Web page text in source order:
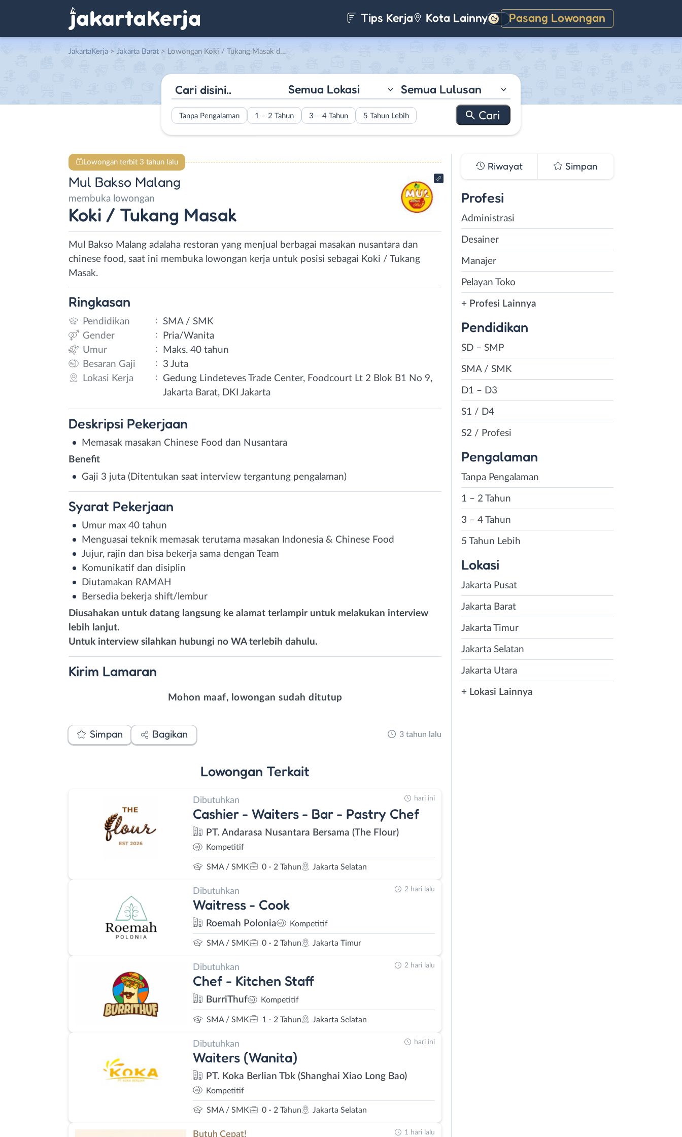
Tips Kerja Kota Lainnya Pasang Lowongan
Gelap
JakartaKerja > Jakarta Barat > Lowongan Koki / Tukang Masak di Mul Bakso Malang
Semua Lokasi Semua Lulusan
Tanpa Pengalaman 1 – 2 Tahun 3 – 4 Tahun 5 Tahun Lebih
Lowongan terbit 3 tahun lalu
Mul Bakso Malang
membuka lowongan
Koki / Tukang Masak
Mul Bakso Malang adalaha restoran yang menjual berbagai masakan nusantara dan
chinese food, saat ini membuka lowongan kerja untuk posisi sebagai Koki / Tukang
Masak.
Ringkasan
Pendidikan : SMA / SMK
Gender
:
Pria/Wanita
Umur
:
Maks. 40 tahun
Besaran Gaji
:
3 Juta
Lokasi Kerja
:
Gedung Lindeteves Trade Center, Foodcourt Lt 2 Blok B1 No 9,
Jakarta Barat, DKI Jakarta
Deskripsi Pekerjaan
Memasak masakan Chinese Food dan Nusantara
Benefit
Gaji 3 juta (Ditentukan saat interview tergantung pengalaman)
Syarat Pekerjaan
Umur max 40 tahun
Menguasai teknik memasak terutama masakan Indonesia & Chinese Food
Jujur, rajin dan bisa bekerja sama dengan Team
Komunikatif dan disiplin
Diutamakan RAMAH
Bersedia bekerja shift/lembur
Diusahakan untuk datang langsung ke alamat terlampir untuk melakukan interview
lebih lanjut.
Untuk interview silahkan hubungi no WA terlebih dahulu.
Kirim Lamaran
Mohon maaf, lowongan sudah ditutup
Simpan Bagikan 3 tahun lalu
Lowongan Terkait
Dibutuhkan
Cashier - Waiters - Bar - Pastry Chef
PT. Andarasa Nusantara Bersama (The Flour)
Kompetitif
SMA / SMK 0 - 2 Tahun Jakarta Selatan
hari ini
Dibutuhkan
Waitress - Cook
Roemah Polonia Kompetitif
SMA / SMK 0 - 2 Tahun Jakarta Timur
2 hari lalu
Dibutuhkan
Chef - Kitchen Staff
BurriThuf Kompetitif
SMA / SMK 1 - 2 Tahun Jakarta Selatan
2 hari lalu
Dibutuhkan
Waiters (Wanita)
PT. Koka Berlian Tbk (Shanghai Xiao Long Bao)
Kompetitif
SMA / SMK 0 - 2 Tahun Jakarta Selatan
hari ini
Butuh Cepat! 1 hari lalu
Riwayat Simpan
Profesi
Administrasi
Desainer
Manajer
Pelayan Toko
+ Profesi Lainnya
Pendidikan
SD – SMP
SMA / SMK
D1 – D3
S1 / D4
S2 / Profesi
Pengalaman
Tanpa Pengalaman
1 – 2 Tahun
3 – 4 Tahun
5 Tahun Lebih
Lokasi
Jakarta Pusat
Jakarta Barat
Jakarta Timur
Jakarta Selatan
Jakarta Utara
+ Lokasi Lainnya